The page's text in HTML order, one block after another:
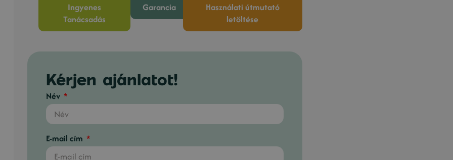
Ingyenes
Tanácsadás
Garancia
Használati útmutató
letöltése
Kérjen ajánlatot!
Név
E-mail cím